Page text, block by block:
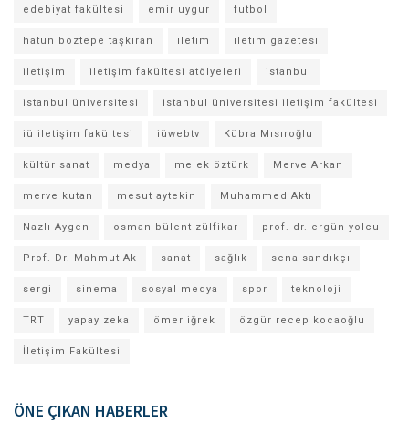
edebiyat fakültesi emir uygur futbol
hatun boztepe taşkıran iletim iletim gazetesi
iletişim iletişim fakültesi atölyeleri istanbul
istanbul üniversitesi istanbul üniversitesi iletişim fakültesi
iü iletişim fakültesi iüwebtv Kübra Mısıroğlu
kültür sanat medya melek öztürk Merve Arkan
merve kutan mesut aytekin Muhammed Aktı
Nazlı Aygen osman bülent zülfikar prof. dr. ergün yolcu
Prof. Dr. Mahmut Ak sanat sağlık sena sandıkçı
sergi sinema sosyal medya spor teknoloji
TRT yapay zeka ömer iğrek özgür recep kocaoğlu
İletişim Fakültesi
ÖNE ÇIKAN HABERLER